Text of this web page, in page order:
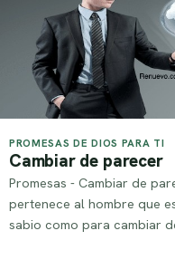
PROMESAS DE DIOS PARA TI
Cambiar de parecer
Promesas - Cambiar de
pertenece al hombre que
sabio como para cambiar